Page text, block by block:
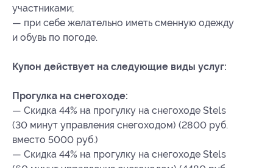
участниками;
— при себе желательно иметь сменную одежду
и обувь по погоде.
Купон действует на следующие виды услуг:
Прогулка на снегоходе:
— Скидка 44% на прогулку на снегоходе Stels
(30 минут управления снегоходом) (2800 руб.
вместо 5000 руб.)
— Скидка 44% на прогулку на снегоходе Stels